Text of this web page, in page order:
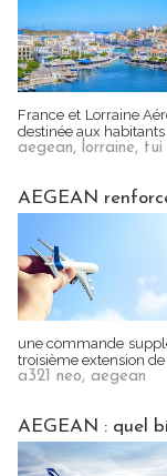
France et Lorraine
destinée aux
aegean, lorraine, tui
AEGEAN
une commande
troisième extension
a321 neo, aegean
AEGEAN : quel